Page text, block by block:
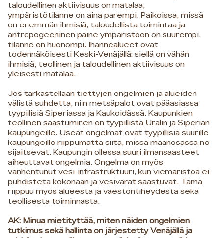
taloudellinen aktiivisuus on matalaa,
ympäristötilanne on aina parempi. Paikoissa, missä
on enemmän ihmisiä, taloudellista toimintaa ja
antropogeeninen paine ympäristöön on suurempi,
tilanne on huonompi. Ihannealueet ovat
todennäköisesti Keski-Venäjällä: siellä on vähän
ihmisiä, teollinen ja taloudellinen aktiivisuus on
yleisesti matalaa.
Jos tarkastellaan tiettyjen ongelmien ja alueiden
välistä suhdetta, niin metsäpalot ovat pääasiassa
tyypillisiä Siperiassa ja Kaukoidässä. Kaupunkien
teollinen saastuminen on tyypillistä Uralin ja Siperian
kaupungeille. Useat ongelmat ovat tyypillisiä suurille
kaupungeille riippumatta siitä, missä maanosassa ne
sijaitsevat. Kaupungin ollessa suuri ilmansaasteet
aiheuttavat ongelmia. Ongelma on myös
vanhentunut vesi-infrastruktuuri, kun viemaristöä ei
puhdisteta kokonaan ja vesivarat saastuvat. Tämä
riippuu myös alueesta ja väestöntiheydestä sekä
teollisesta toiminnasta.
AK: Minua mietityttää, miten näiden ongelmien
tutkimus sekä hallinta on järjestetty Venäjällä ja